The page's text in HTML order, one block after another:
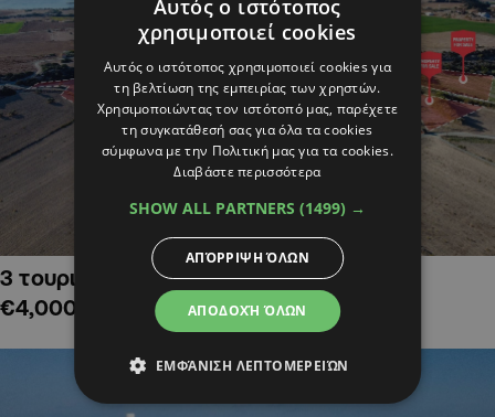
3 τουριστικά χωράφια στην Αλαμινό,
€4,000,000
Αυτός ο ιστότοπος
χρησιμοποιεί cookies
Αυτός ο ιστότοπος χρησιμοποιεί cookies για
τη βελτίωση της εμπειρίας των χρηστών.
Χρησιμοποιώντας τον ιστότοπό μας, παρέχετε
τη συγκατάθεσή σας για όλα τα cookies
σύμφωνα με την Πολιτική μας για τα cookies.
Διαβάστε περισσότερα
SHOW ALL PARTNERS (1499) →
ΑΠΟΔΟΧΉ ΌΛΩΝ
ΑΠΌΡΡΙΨΗ ΌΛΩΝ
ΕΜΦΆΝΙΣΗ ΛΕΠΤΟΜΕΡΕΙΏΝ